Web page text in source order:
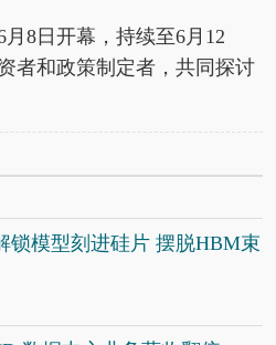
8日开幕，持续至6月12
者和政策制定者，共同探讨
锁模型刻进硅片 摆脱HBM束